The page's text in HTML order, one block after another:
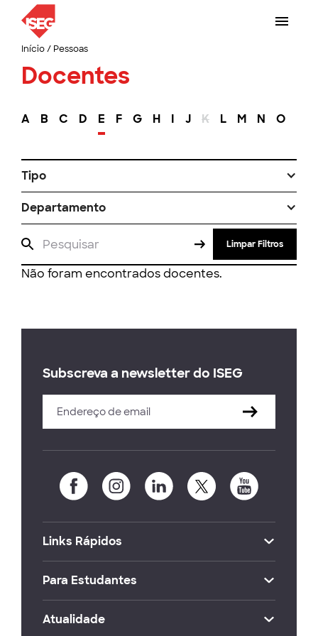
Início/ Pessoas
Docentes
A B C D E F G H I J K L M N O
Tipo
Departamento
Limpar Filtros
Não foram encontrados docentes.
Subscreva a newsletter do ISEG
Links Rápidos
Para Estudantes
Atualidade